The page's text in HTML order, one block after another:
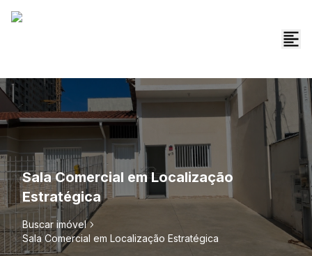
Sala Comercial em Localização
Estratégica
Buscar imóvel
Sala Comercial em Localização Estratégica